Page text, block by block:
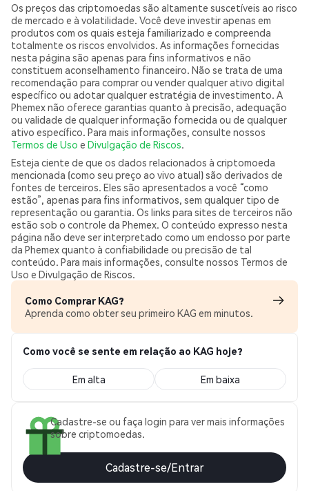
Os preços das criptomoedas são altamente suscetíveis ao risco
de mercado e à volatilidade. Você deve investir apenas em
produtos com os quais esteja familiarizado e compreenda
totalmente os riscos envolvidos. As informações fornecidas
nesta página são apenas para fins informativos e não
constituem aconselhamento financeiro. Não se trata de uma
recomendação para comprar ou vender qualquer ativo digital
específico ou adotar qualquer estratégia de investimento. A
Phemex não oferece garantias quanto à precisão, adequação
ou validade de qualquer informação fornecida ou de qualquer
ativo específico. Para mais informações, consulte nossos
Termos de Uso e Divulgação de Riscos.
Esteja ciente de que os dados relacionados à criptomoeda
mencionada (como seu preço ao vivo atual) são derivados de
fontes de terceiros. Eles são apresentados a você “como
estão”, apenas para fins informativos, sem qualquer tipo de
representação ou garantia. Os links para sites de terceiros não
estão sob o controle da Phemex. O conteúdo expresso nesta
página não deve ser interpretado como um endosso por parte
da Phemex quanto à confiabilidade ou precisão de tal
conteúdo. Para mais informações, consulte nossos Termos de
Uso e Divulgação de Riscos.
Como Comprar KAG?
Aprenda como obter seu primeiro KAG em minutos.
Como você se sente em relação ao KAG hoje?
Em alta Em baixa
Cadastre-se ou faça login para ver mais informações
sobre criptomoedas.
Cadastre-se/Entrar